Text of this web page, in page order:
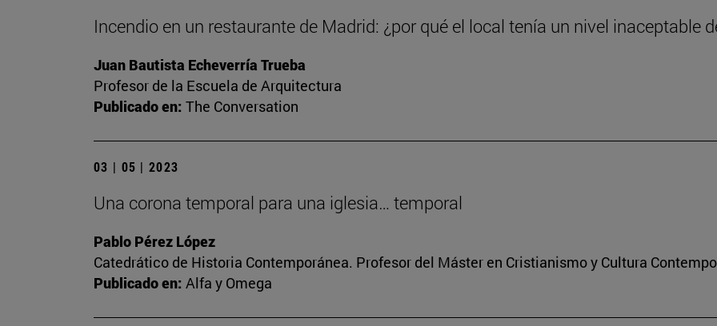
Incendio en un restaurante de Madrid: ¿por qué el local tenía un nivel inaceptable
Juan Bautista Echeverría Trueba
Profesor de la Escuela de Arquitectura
Publicado en: The Conversation
03 | 05 | 2023
Una corona temporal para una iglesia… temporal
Pablo Pérez López
Catedrático de Historia Contemporánea. Profesor del Máster en Cristianismo y Cultura
Publicado en: Alfa y Omega